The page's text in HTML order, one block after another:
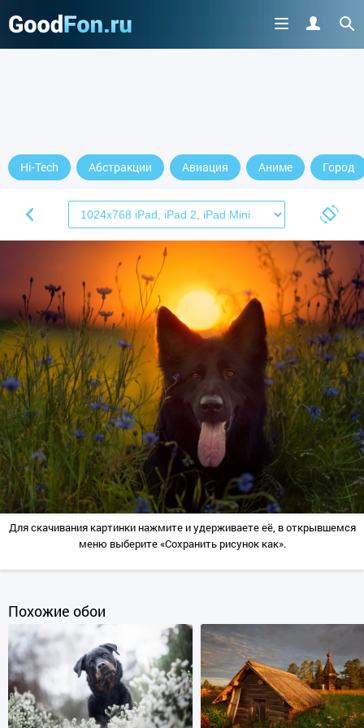
Hi-Tech Абстракции Авиация Аниме Город
Для скачивания картинки нажмите и удерживаете её, в открывшемся
меню выберите «Сохранить рисунок как».
Похожие обои